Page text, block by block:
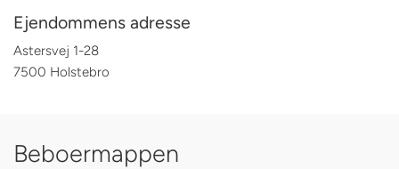
Ejendommens adresse
Astersvej 1-28
7500 Holstebro
Beboermappen